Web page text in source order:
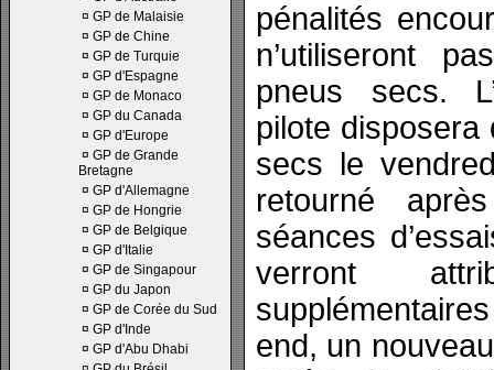
¤ GP de Malaisie
¤ GP de Chine
¤ GP de Turquie
¤ GP d'Espagne
¤ GP de Monaco
¤ GP du Canada
¤ GP d'Europe
¤ GP de Grande
Bretagne
¤ GP d'Allemagne
¤ GP de Hongrie
¤ GP de Belgique
¤ GP d'Italie
¤ GP de Singapour
¤ GP du Japon
¤ GP de Corée du Sud
¤ GP d'Inde
¤ GP d'Abu Dhabi
pénalités
n’utiliseront
pneus secs.
pilote disposera
secs le
retourné
séances
verront
end, un